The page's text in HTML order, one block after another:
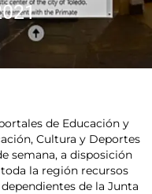
de Educación y
Cultura y Deportes
semana, a disposición
la región recursos
de la Junta